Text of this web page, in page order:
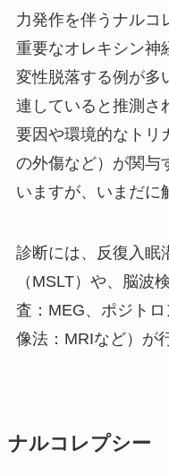
力発作を伴うナルコ
重要なオレキシン神
変性脱落する例が多
連していると推測さ
要因や環境的なトリ
の外傷など）が関与
いますが、いまだに
診断には、反復入眠
（MSLT）や、脳波
査：MEG、ポジト
像法：MRIなど）が
ナルコレプシー